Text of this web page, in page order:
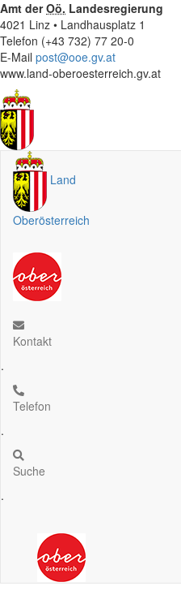
Amt derOö. Landesregierung
4021 Linz • Landhausplatz 1
Telefon (+43 732) 77 20-0
E-Mail post@ooe.gv.at
www.land-oberoesterreich.gv.at
Land
Oberösterreich
Kontakt
.
Telefon
.
Suche
.